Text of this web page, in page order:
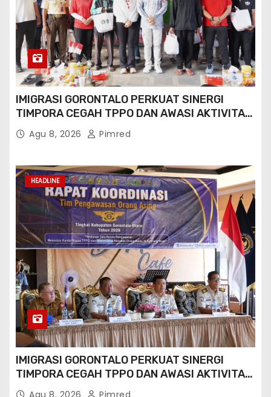
IMIGRASI GORONTALO PERKUAT SINERGI
TIMPORA CEGAH TPPO DAN AWASI AKTIVITAS
ORANG ASING DI GORONTALO UTARA
Agu 8, 2026 Pimred
HEADLINE
IMIGRASI GORONTALO PERKUAT SINERGI
TIMPORA CEGAH TPPO DAN AWASI AKTIVITAS
ORANG ASING DI GORONTALO UTARA